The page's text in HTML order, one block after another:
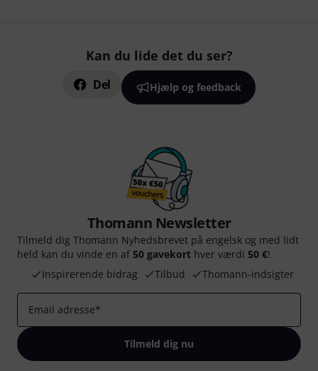
Kan du lide det du ser?
Del Hjælp og feedback
Thomann Newsletter
Tilmeld dig Thomann Nyhedsbrevet på engelsk og med lidt
held kan du vinde en af 50 gavekort hver værdi 50 €!
Inspirerende bidrag
Tilbud Thomann-indsigter
Email adresse*
Tilmeld dig nu